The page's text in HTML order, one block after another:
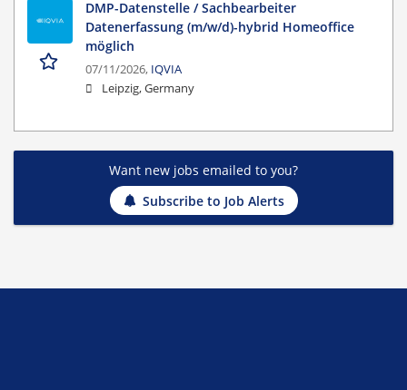
DMP-Datenstelle / Sachbearbeiter
Datenerfassung (m/w/d)-hybrid Homeoffice
möglich
07/11/2026, IQVIA
Leipzig, Germany
Want new jobs emailed to you?
Subscribe to Job Alerts